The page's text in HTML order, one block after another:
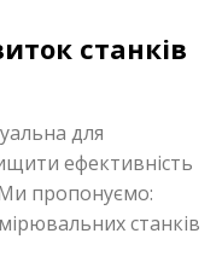
станків
для
ефективність
пропонуємо:
станків